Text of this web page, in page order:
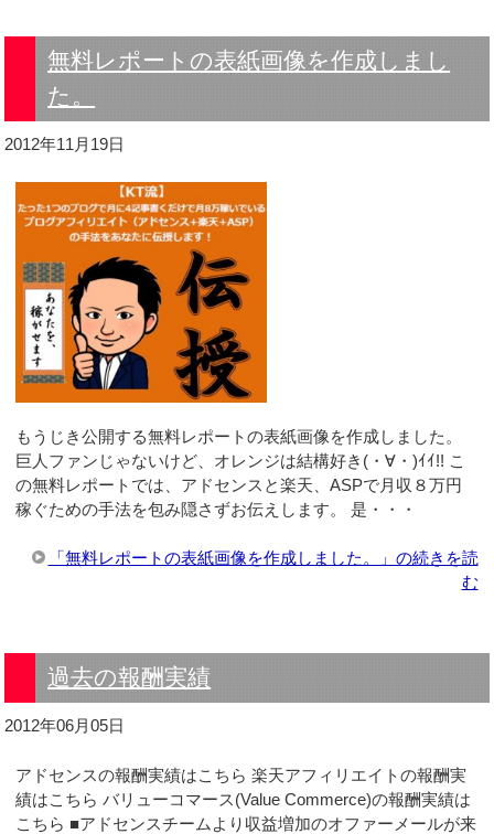
無料レポートの表紙画像を作成しまし
た。
2012年11月19日
もうじき公開する無料レポートの表紙画像を作成しました。
巨人ファンじゃないけど、オレンジは結構好き(・∀・)ｲｲ!! こ
の無料レポートでは、アドセンスと楽天、ASPで月収８万円
稼ぐための手法を包み隠さずお伝えします。 是・・・
「無料レポートの表紙画像を作成しました。」の続きを読
む
過去の報酬実績
2012年06月05日
アドセンスの報酬実績はこちら 楽天アフィリエイトの報酬実
績はこちら バリューコマース(Value Commerce)の報酬実績は
こちら ■アドセンスチームより収益増加のオファーメールが来